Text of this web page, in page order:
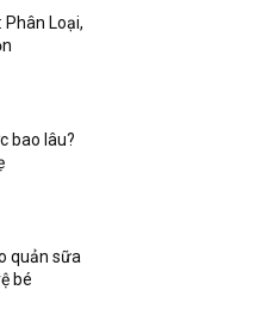
Phân Loại,
bao lâu?
quản sữa
bé